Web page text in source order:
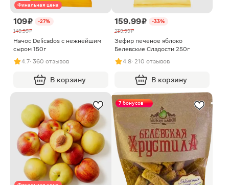
Финальная цена
109 ₽
-27%
149.99 ₽
Начос Delicados с нежнейшим
сыром 150г
4.7· 360 отзывов
В корзину
159.99 ₽
-33%
239.99 ₽
Зефир печеное яблоко
Белевские Сладости 250г
4.8· 210 отзывов
В корзину
7 бонусов